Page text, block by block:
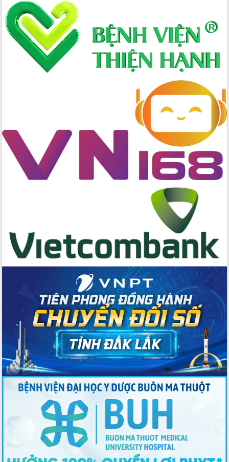
Xây dựng nông thôn mới: Nâng cao đời
sống người dân từ những mô hình thiết
thực
Quyết liệt tháo gỡ vướng mắc, đẩy
nhanh tiến độ các dự án trọng điểm
trong Khu kinh tế Nam Phú Yên
Hòn Yến phát triển du lịch gắn với bảo
Phát động chiến dịch 30 ngày đêm
giải phóng mặt bằng Tuyến đường bộ
ven biển
Đắk Lắk nỗ lực thúc đẩy tăng trưởng
kinh tế từ 10% trở lên trong Quý
Thứ trưởng Bộ Y tế làm việc với tỉnh
Đắk Lắk về phát triển nhân lực y tế
cho trạm y tế cấp xã
Du lịch Đắk Lắk nâng tầm trải nghiệm
du khách thông qua Hệ thống cơ sở dữ
liệu và Bản đồ số
Tập huấn ứng dụng trí tuệ nhân tạo (AI)
trong thương mại điện tử năm 2026
Đoàn đại biểu Quốc hội tỉnh Đắk Lắk
trao đổi thông tin trước Kỳ họp thứ
nhất, Quốc hội khóa XVI
Quyết liệt cải cách hành chính, khơi
thông nguồn lực phát triển
Nâng cao hiệu lực, hiệu quả HĐND
tỉnh thông qua hiện đại hóa hành chính
Xã Ea Phê gắn cải cách hành chính với
chuyển đổi số
Phó Chủ tịch Thường trực UBND tỉnh
Hồ Thị Nguyên Thảo làm việc tại Trung